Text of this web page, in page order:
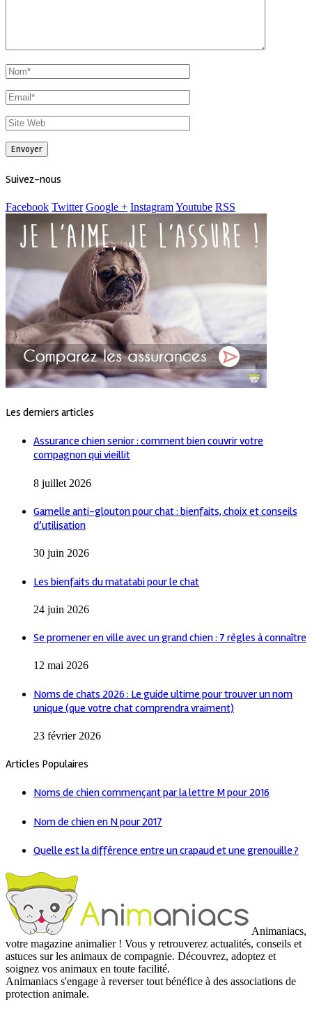
Suivez-nous
Facebook Twitter Google + InstagramYoutube RSS
Les derniers articles
Assurance chien senior : comment bien couvrir votre
compagnon qui vieillit
8 juillet 2026
Gamelle anti-glouton pour chat : bienfaits, choix et conseils
d’utilisation
30 juin 2026
Les bienfaits du matatabi pour le chat
24 juin 2026
Se promener en ville avec un grand chien : 7 règles à connaître
12 mai 2026
Noms de chats 2026 : Le guide ultime pour trouver un nom
unique (que votre chat comprendra vraiment)
23 février 2026
Articles Populaires
Noms de chien commençant par la lettre M pour 2016
Nom de chien en N pour 2017
Quelle est la différence entre un crapaud et une grenouille ?
Animaniacs,
votre magazine animalier ! Vous y retrouverez actualités, conseils et
astuces sur les animaux de compagnie. Découvrez, adoptez et
soignez vos animaux en toute facilité.
Animaniacs s'engage à reverser tout bénéfice à des associations de
protection animale.